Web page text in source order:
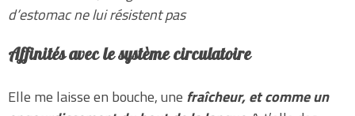
d’estomac ne lui résistent pas
Affinités avec le système circulatoire
Elle me laisse en bouche, une fraîcheur, et comme un